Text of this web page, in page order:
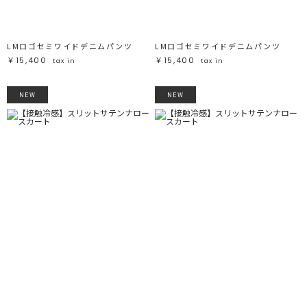
LMロゴセミワイドデニムパンツ
￥15,400
tax in
LMロゴセミワイドデニムパンツ
￥15,400
tax in
NEW NEW